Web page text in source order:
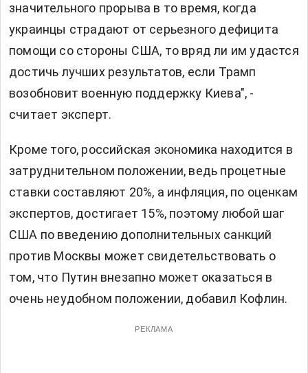
значительного прорыва в то время, когда
украинцы страдают от серьезного дефицита
помощи со стороны США, то вряд ли им удастся
достичь лучших результатов, если Трамп
возобновит военную поддержку Киева", -
считает эксперт.
Кроме того, российская экономика находится в
затруднительном положении, ведь процетные
ставки составляют 20%, а инфляция, по оценкам
экспертов, достигает 15%, поэтому любой шаг
США по введению дополнительных санкций
против Москвы может свидетельствовать о
том, что Путин внезапно может оказаться в
очень неудобном положении, добавил Кофлин.
РЕКЛАМА